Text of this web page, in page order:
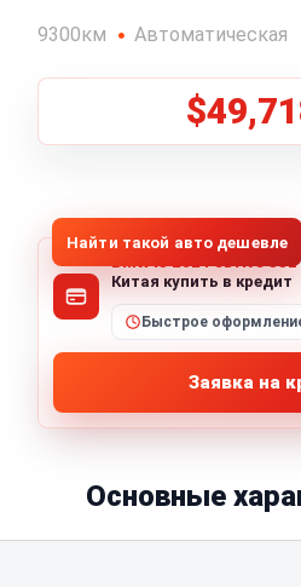
9300км Автоматическая
Найти такой авто дешевле
BMW i5 2024 eDrive
Китая купить в кредит
Быстрое
Заявка на
Основные